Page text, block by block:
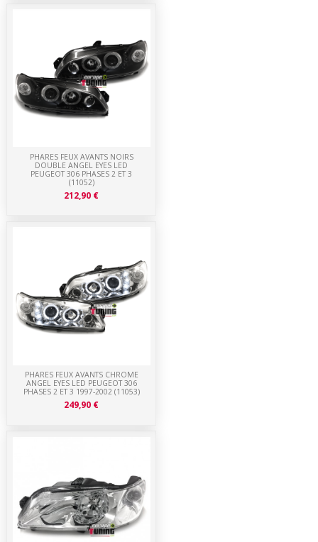
PHARES FEUX AVANTS CHROME
ANGEL EYES LED PEUGEOT 306
PHASES 2 ET 3 1997-2002 (11053)
249,90 €
PHARES FEUX AVANTS NOIRS
DOUBLE ANGEL EYES LED
PEUGEOT 306 PHASES 2 ET 3
(11052)
212,90 €